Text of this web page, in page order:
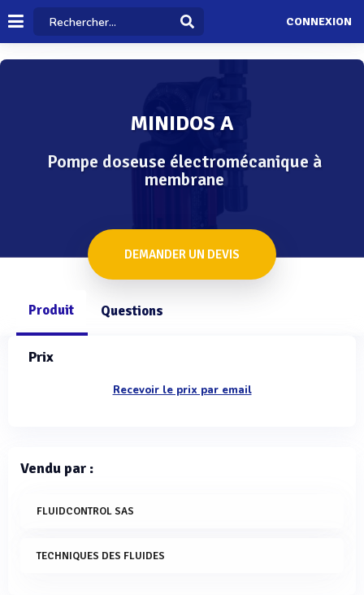
CONNEXION
MINIDOS A
Pompe doseuse électromécanique à
membrane
DEMANDER UN DEVIS
Produit Questions
Prix
Recevoir le prix par email
Vendu par :
FLUIDCONTROL SAS
TECHNIQUES DES FLUIDES